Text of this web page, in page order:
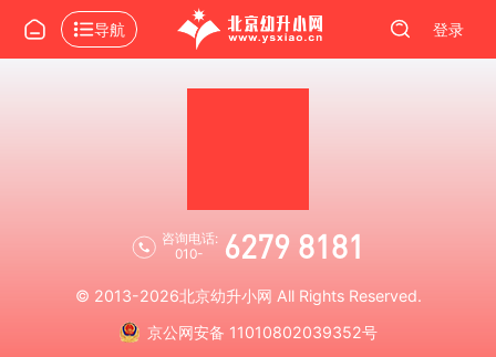
导航 登录
咨询电话:
010-
6279 8181
© 2013-2026北京幼升小网 All Rights Reserved.
京公网安备 11010802039352号